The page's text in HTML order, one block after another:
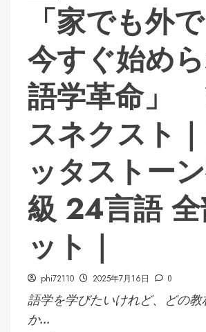
「家でも外
今すぐ始め
語学革命」
スネクスト
ッタストー
級 24言語
ット｜
phi72110 2025年7月16日 0
語学を学びたいけれど、どの
か...